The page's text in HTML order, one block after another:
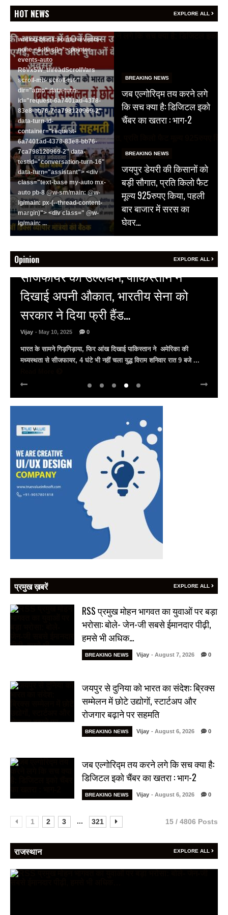
HOT NEWS EXPLORE ALL
text-primary w-full
writing-block:pointer-events-
none <&:has()>*>:pointer-
events-auto
R6Vx5W_threadScrollVars
scroll-mb- scroll-mt-"
dir="auto" data-turn-
id="request-6a7401ad-4378-
83e8-bb76-7ca798120969-2"
data-turn-id-
container="request-
6a7401ad-4378-83e8-bb76-
7ca798120969-2" data-
testid="conversation-turn-16"
data-turn="assistant"> <div
class="text-base my-auto mx-
auto pb-8 @w-sm/main: @w-
lg/main: px-(--thread-content-
margin)"> <div class=" @w-
lg/main: ...
Read More
BREAKING NEWS
जब एल्गोरिद्म तय करने लगे
कि सच क्या है: डिजिटल इको
चैंबर का खतरा : भाग-2
BREAKING NEWS
जयपुर डेयरी की किसानों को
बड़ी सौगात, प्रति किलो फैट
मूल्य 925रुपए किया, पहली
बार बाजार में सरस का
घेवर…
Opinion EXPLORE ALL
अल्बर्ट हॉल पर राजस्थान दिवस समारोह,
राजस्थानी लोक कलाकारों ने बांधा समां…
Vijay - March 30, 2025
अल्बर्ट हॉल पर राज्यस्तरीय सांस्कृतिक संध्या का भव्य आयोजन, उमड़ा जन
सैलाब राज्यपाल हरिभाऊ किसनराव बागडे़, मुख्यमंत्री भजनलाल शर्मा और उप
प्रमुख ख़बरें EXPLORE ALL
RSS प्रमुख मोहन भागवत का युवाओं पर बड़ा
भरोसा: बोले- जेन-जी सबसे ईमानदार पीढ़ी,
हमसे भी अधिक…
BREAKING NEWS Vijay - August 7, 2026 0
जयपुर से दुनिया को भारत का संदेश: ब्रिक्स
सम्मेलन में छोटे उद्योगों, स्टार्टअप और
रोजगार बढ़ाने पर सहमति
BREAKING NEWS Vijay - August 6, 2026 0
जब एल्गोरिद्म तय करने लगे कि सच क्या है:
डिजिटल इको चैंबर का खतरा : भाग-2
BREAKING NEWS Vijay - August 6, 2026 0
1 2 3 ... 321 15 / 4806 Posts
राजस्थान EXPLORE ALL